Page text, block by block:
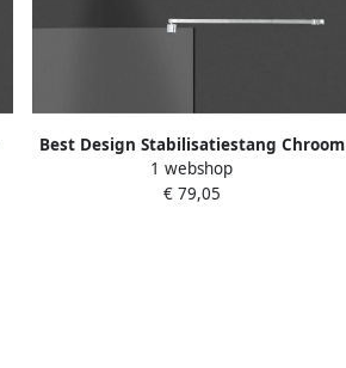
Best Design Stabilisatiestang Chroom
Dalis 120 cm Horizontaal Chroom
1 webshop
€ 79,05